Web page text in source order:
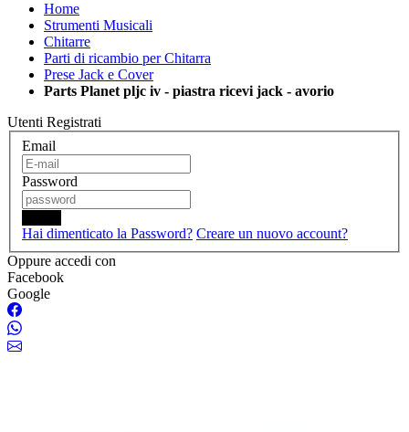
Home
Strumenti Musicali
Chitarre
Parti di ricambio per Chitarra
Prese Jack e Cover
Parts Planet pljc iv - piastra ricevi jack - avorio
Utenti Registrati
Email
Password
Hai dimenticato la Password? Creare un nuovo account?
Oppure accedi con
Facebook
Google